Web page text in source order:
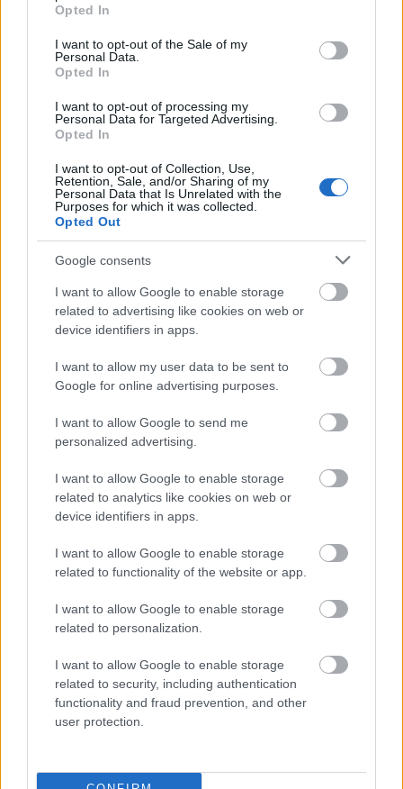
use your data for below specified purposes in below Google
consent section.
Opted In
I want to opt-out of the Sale of my
Personal Data.
Opted In
I want to opt-out of processing my
Personal Data for Targeted Advertising.
Opted In
I want to opt-out of Collection, Use,
Retention, Sale, and/or Sharing of my
Personal Data that Is Unrelated with the
Purposes for which it was collected.
Opted Out
Google consents
I want to allow Google to enable storage
related to advertising like cookies on web or
device identifiers in apps.
I want to allow my user data to be sent to
Google for online advertising purposes.
I want to allow Google to send me
personalized advertising.
I want to allow Google to enable storage
related to analytics like cookies on web or
device identifiers in apps.
I want to allow Google to enable storage
related to functionality of the website or app.
I want to allow Google to enable storage
related to personalization.
I want to allow Google to enable storage
related to security, including authentication
functionality and fraud prevention, and other
user protection.
Top 10
Harminc éves fotók
Szovjet árukatalógus -
1981
férfidivatja az utcán
A Teton-gát
'RLT Best of' - Hitler
guminője
Régi magyar diafilmek
13. - Miskolc 1921-ben!
Napi érdekes (31 kép,